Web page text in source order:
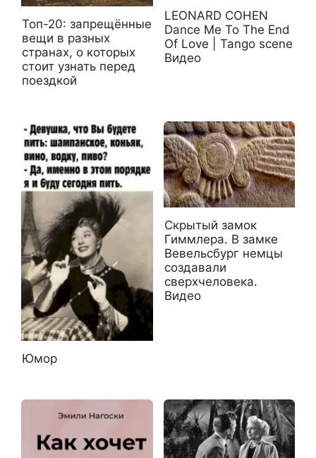
Топ-20: запрещённые
вещи в разных
странах, о которых
стоит узнать перед
поездкой
LEONARD COHEN
Dance Me To The End
Of Love | Tango scene
Видео
Юмор
Скрытый замок
Гиммлера. В замке
Вевельсбург немцы
создавали
сверхчеловека.
Видео